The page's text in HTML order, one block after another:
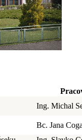
Ing. Michal
Bc. Jana